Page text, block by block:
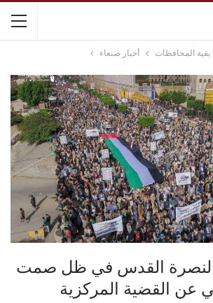
بقية المحافظات أخبار صنعاء
لنصرة القدس في ظل صمت
عن القضية المركزية